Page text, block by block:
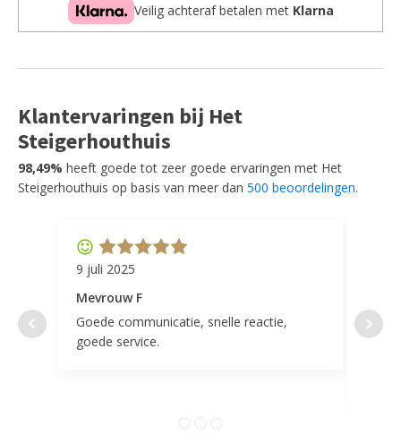
Veilig achteraf betalen met Klarna
Klantervaringen bij Het
Steigerhouthuis
98,49% heeft goede tot zeer goede ervaringen met Het
Steigerhouthuis op basis van meer dan 500 beoordelingen.
9 juli 2025
Mevrouw F
Goede communicatie, snelle reactie,
goede service.
door